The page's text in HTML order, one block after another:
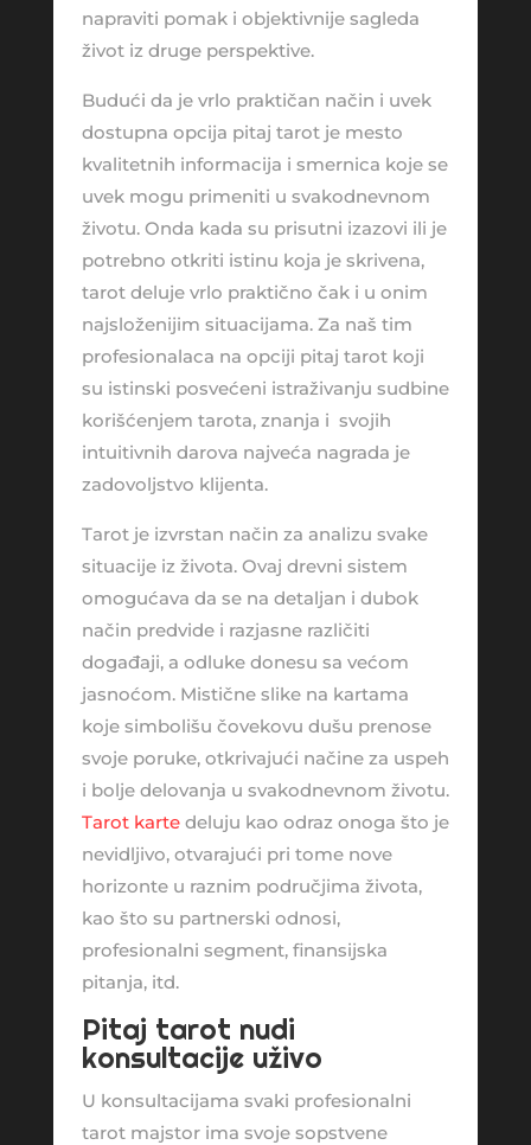
napraviti pomak i objektivnije sagleda
život iz druge perspektive.
Budući da je vrlo praktičan način i uvek
dostupna opcija pitaj tarot je mesto
kvalitetnih informacija i smernica koje se
uvek mogu primeniti u svakodnevnom
životu. Onda kada su prisutni izazovi ili je
potrebno otkriti istinu koja je skrivena,
tarot deluje vrlo praktično čak i u onim
najsloženijim situacijama. Za naš tim
profesionalaca na opciji pitaj tarot koji
su istinski posvećeni istraživanju sudbine
korišćenjem tarota, znanja i svojih
intuitivnih darova najveća nagrada je
zadovoljstvo klijenta.
Tarot je izvrstan način za analizu svake
situacije iz života. Ovaj drevni sistem
omogućava da se na detaljan i dubok
način predvide i razjasne različiti
događaji, a odluke donesu sa većom
jasnoćom. Mistične slike na kartama
koje simbolišu čovekovu dušu prenose
svoje poruke, otkrivajući načine za uspeh
i bolje delovanja u svakodnevnom životu.
Tarot kartedeluju kao odraz onoga što je
nevidljivo, otvarajući pri tome nove
horizonte u raznim područjima života,
kao što su partnerski odnosi,
profesionalni segment, finansijska
pitanja, itd.
Pitaj tarot nudi
konsultacije uživo
U konsultacijama svaki profesionalni
tarot majstor ima svoje sopstvene